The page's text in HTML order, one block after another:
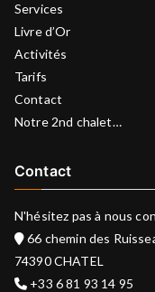
Services
Livre d’Or
Activités
Tarifs
Contact
Notre 2nd chalet…
Contact
N'hésitez pas à nous
66 chemin des
74390 CHATEL
+33 6 81 93 14 95